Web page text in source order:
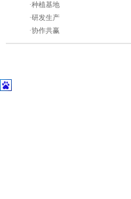
·种植基地
·研发生产
·协作共赢